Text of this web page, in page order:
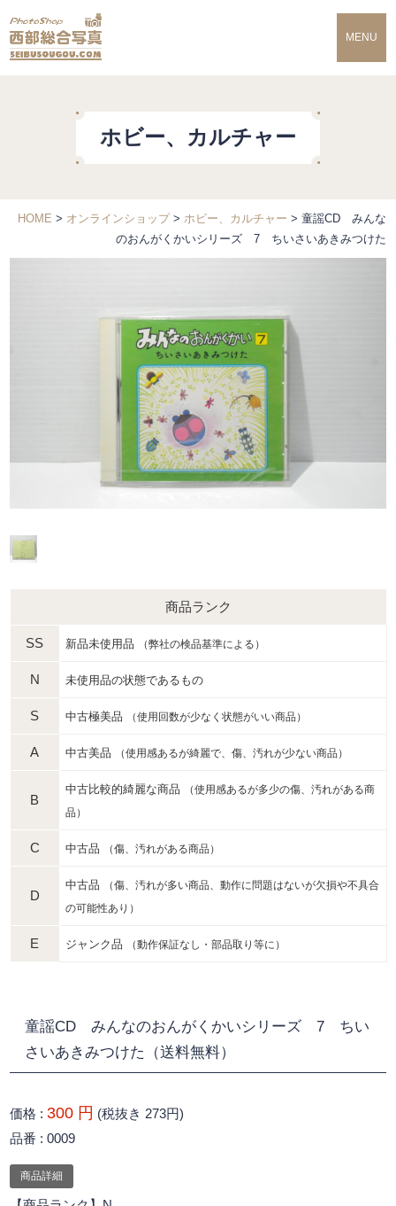
MENU
ホビー、カルチャー
HOME > オンラインショップ> ホビー、カルチャー > 童謡CD みんな
のおんがくかいシリーズ 7 ちいさいあきみつけた
商品ランク
SS 新品未使用品 （弊社の検品基準による）
N 未使用品の状態であるもの
S 中古極美品 （使用回数が少なく状態がいい商品）
A 中古美品 （使用感あるが綺麗で、傷、汚れが少ない商品）
B
中古比較的綺麗な商品
（使用感あるが多少の傷、汚れがある商
品）
C 中古品 （傷、汚れがある商品）
D
中古品
（傷、汚れが多い商品、動作に問題はないが欠損や不具合
の可能性あり）
E ジャンク品 （動作保証なし・部品取り等に）
童謡CD みんなのおんがくかいシリーズ 7 ちい
さいあきみつけた（送料無料）
価格 300 円 (税抜き 273円)
品番
0009
商品詳細